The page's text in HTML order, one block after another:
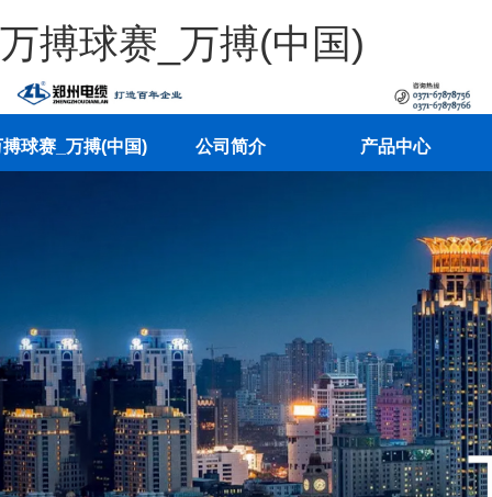
万搏球赛_万搏(中国)
球赛_万搏(中国) 公司简介 产品中心